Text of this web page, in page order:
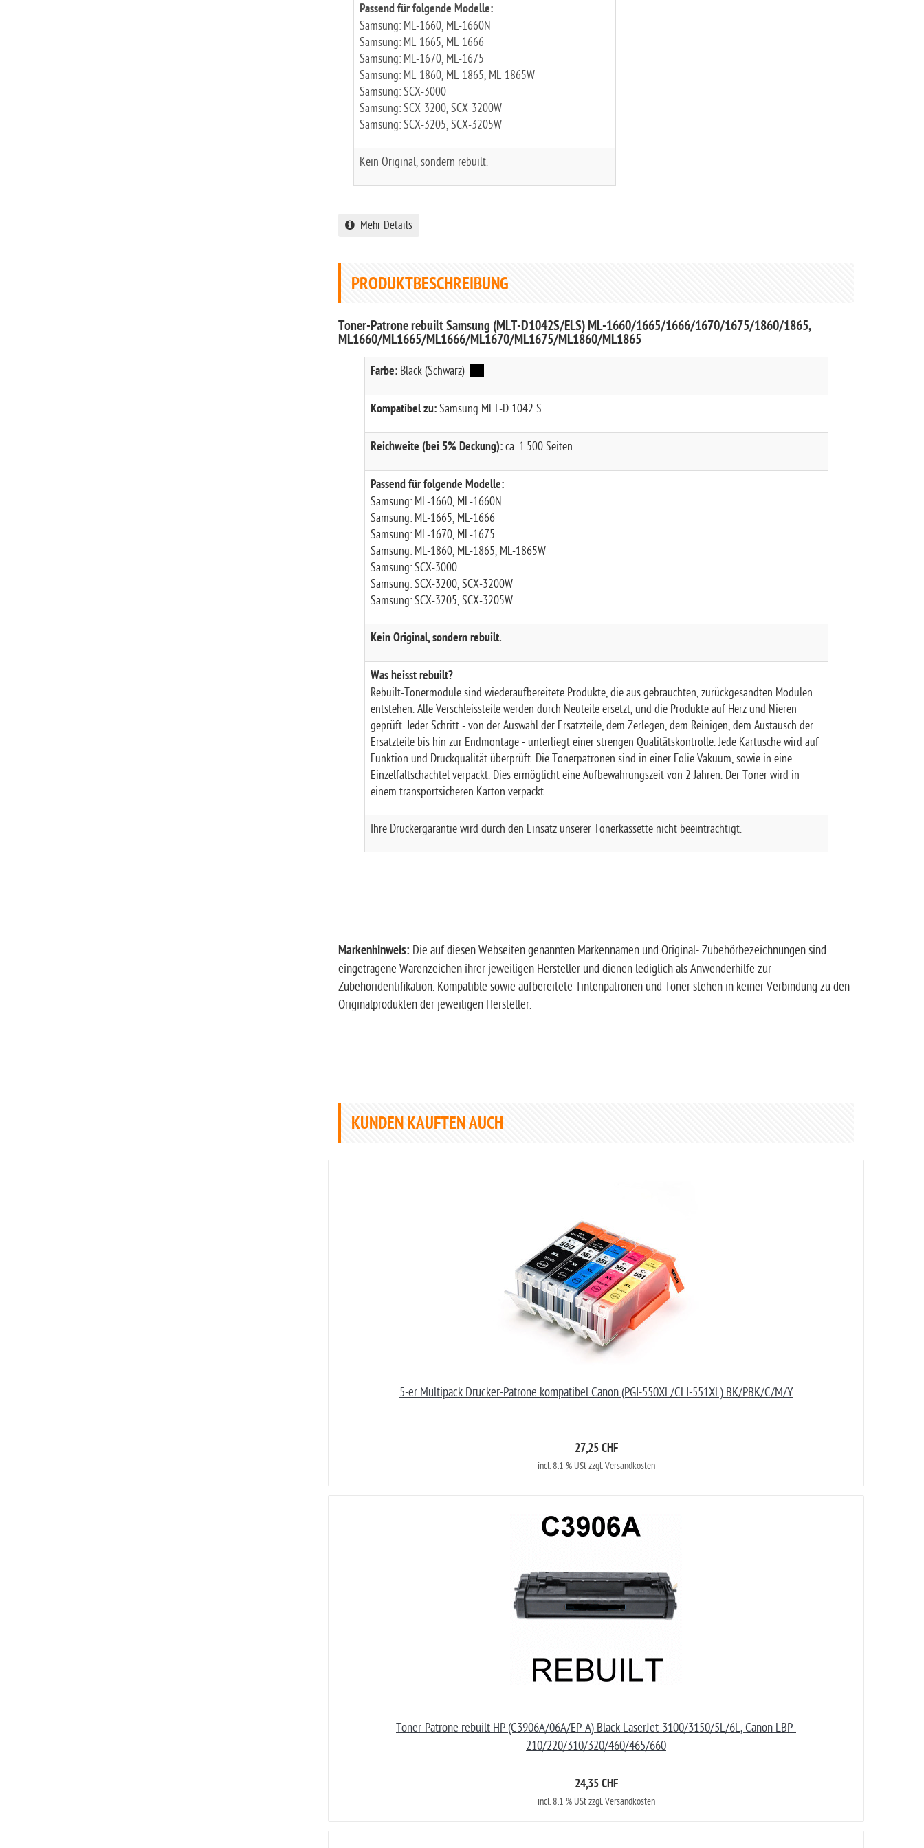
Passend für folgende Modelle:
Samsung: ML-1660, ML-1660N
Samsung: ML-1665, ML-1666
Samsung: ML-1670, ML-1675
Samsung: ML-1860, ML-1865, ML-1865W
Samsung: SCX-3000
Samsung: SCX-3200, SCX-3200W
Samsung: SCX-3205, SCX-3205W
Kein Original, sondern rebuilt.
Mehr Details
PRODUKTBESCHREIBUNG
Toner-Patrone rebuilt Samsung (MLT-D1042S/ELS) ML-1660/1665/1666/1670/1675/1860/1865,
ML1660/ML1665/ML1666/ML1670/ML1675/ML1860/ML1865
Farbe:Black (Schwarz)
Kompatibel zu:Samsung MLT-D 1042 S
Reichweite (bei 5% Deckung):ca. 1.500 Seiten
Passend für folgende Modelle:
Samsung: ML-1660, ML-1660N
Samsung: ML-1665, ML-1666
Samsung: ML-1670, ML-1675
Samsung: ML-1860, ML-1865, ML-1865W
Samsung: SCX-3000
Samsung: SCX-3200, SCX-3200W
Samsung: SCX-3205, SCX-3205W
Kein Original, sondern rebuilt.
Was heisst rebuilt?
Rebuilt-Tonermodule sind wiederaufbereitete Produkte, die aus gebrauchten, zurückgesandten Modulen
entstehen. Alle Verschleissteile werden durch Neuteile ersetzt, und die Produkte auf Herz und Nieren
geprüft. Jeder Schritt - von der Auswahl der Ersatzteile, dem Zerlegen, dem Reinigen, dem Austausch der
Ersatzteile bis hin zur Endmontage - unterliegt einer strengen Qualitätskontrolle. Jede Kartusche wird auf
Funktion und Druckqualität überprüft. Die Tonerpatronen sind in einer Folie Vakuum, sowie in eine
Einzelfaltschachtel verpackt. Dies ermöglicht eine Aufbewahrungszeit von 2 Jahren. Der Toner wird in
einem transportsicheren Karton verpackt.
Ihre Druckergarantie wird durch den Einsatz unserer Tonerkassette nicht beeinträchtigt.
Markenhinweis: Die auf diesen Webseiten genannten Markennamen und Original- Zubehörbezeichnungen sind
eingetragene Warenzeichen ihrer jeweiligen Hersteller und dienen lediglich als Anwenderhilfe zur
Zubehöridentifikation. Kompatible sowie aufbereitete Tintenpatronen und Toner stehen in keiner Verbindung zu den
Originalprodukten der jeweiligen Hersteller.
KUNDEN KAUFTEN AUCH
5-er Multipack Drucker-Patrone kompatibel Canon (PGI-550XL/CLI-551XL) BK/PBK/C/M/Y
27,25 CHF
incl. 8.1 % USt zzgl. Versandkosten
Toner-Patrone rebuilt HP (C3906A/06A/EP-A) Black LaserJet-3100/3150/5L/6L, Canon LBP-
210/220/310/320/460/465/660
24,35 CHF
incl. 8.1 % USt zzgl. Versandkosten